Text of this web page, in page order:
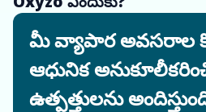
మీ వ్యాపార అవసరాల
ఆధునిక
ఉత్పత్తులను